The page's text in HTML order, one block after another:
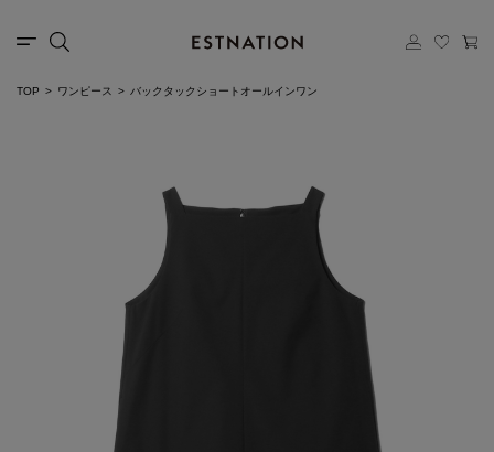
TOP ワンピース バックタックショートオールインワン